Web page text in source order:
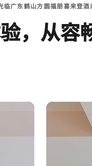
临广东鹤山方圆福朋喜来登酒
，从容